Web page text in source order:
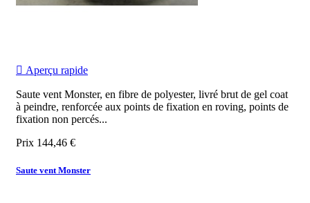
 Aperçu rapide
Saute vent Monster, en fibre de polyester, livré brut de gel coat
à peindre, renforcée aux points de fixation en roving, points de
fixation non percés...
Prix 144,46 €
Saute vent Monster